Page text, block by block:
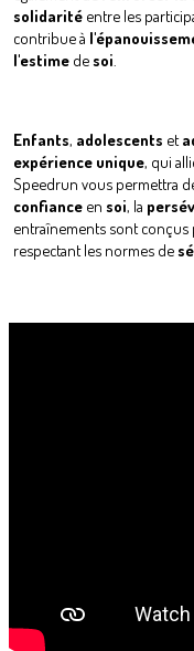
solidarité entre les
contribue à
l'estime desoi
Enfants, adolescents et
expérience unique, qui
Speedrun vous permettra
confiance en soi, la
entraînements sont
respectant les normes de